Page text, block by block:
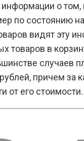
о том,
по состоянию на
видят эту
товаров в
случаев
причем за
от его стоимости.